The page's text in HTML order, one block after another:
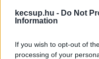
kecsup.hu - Do Not
Information
If you wish to opt-out of
processing of your
Nagykőrösön, a
előtt, ahol Magyar
a közönség